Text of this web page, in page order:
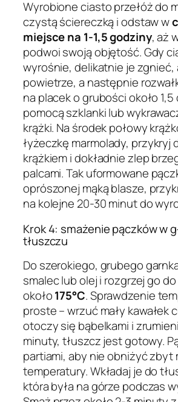
Wyrobione ciasto przełóż do
czystą ściereczką i odstaw w
miejsce na 1-1,5 godziny, aż
podwoi swoją objętość. Gdy
wyrośnie, delikatnie je zgnieć,
powietrze, a następnie
na placek o grubości około 1,5
pomocą szklanki lub
krążki. Na środek połowy
łyżeczkę marmolady, przykryj
krążkiem i dokładnie zlep
palcami. Tak uformowane
oprószonej mąką blasze,
na kolejne 20-30 minut do
Krok 4: smażenie pączków w
tłuszczu
Do szerokiego, grubego
smalec lub olej i rozgrzej go
około175°C. Sprawdzenie
proste – wrzuć mały kawałek
otoczy się bąbelkami i
minuty, tłuszcz jest gotowy.
partiami, aby nie obniżyć zbyt
temperatury. Wkładaj je do
która była na górze podczas